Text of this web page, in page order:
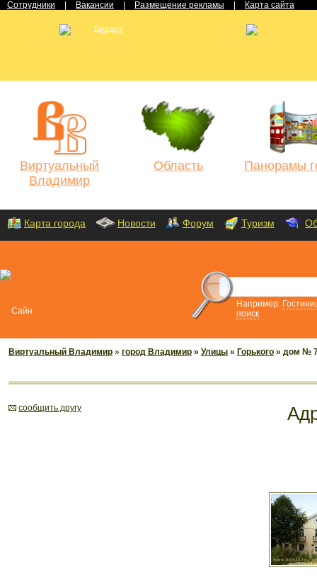
Сотрудники Вакансии Размещение рекламы Карта сайта
Виртуальный
Владимир
Область Панорамы
Карта города Новости Форум Туризм
Например:
поиск
Виртуальный Владимир » город Владимир » Улицы » Горького » дом №
cообщить другу